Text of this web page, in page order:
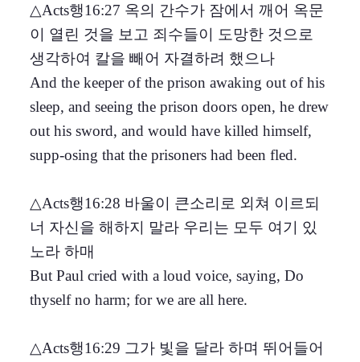
△Acts행16:27 옥의 간수가 잠에서 깨어 옥문
이 열린 것을 보고 죄수들이 도망한 것으로
생각하여 칼을 빼어 자결하려 했으나
And the keeper of the prison awaking out of his
sleep, and seeing the prison doors open, he drew
out his sword, and would have killed himself,
supp-osing that the prisoners had been fled.
△Acts행16:28 바울이 큰소리로 외쳐 이르되
너 자신을 해하지 말라 우리는 모두 여기 있
노라 하매
But Paul cried with a loud voice, saying, Do
thyself no harm; for we are all here.
△Acts행16:29 그가 빛을 달라 하며 뛰어들어